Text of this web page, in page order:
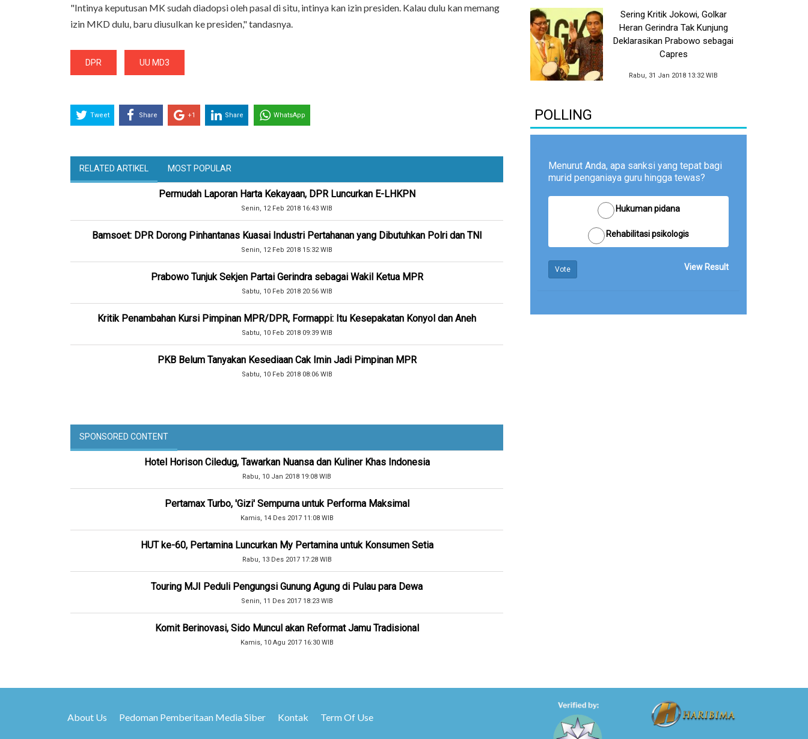
"Intinya keputusan MK sudah diadopsi oleh pasal di situ, intinya kan izin presiden. Kalau dulu kan memang
izin MKD dulu, baru diusulkan ke presiden," tandasnya.
DPR UU MD3
Tweet Share +1 Share WhatsApp
RELATED ARTIKEL MOST POPULAR
Permudah Laporan Harta Kekayaan, DPR Luncurkan E-LHKPN
Senin, 12 Feb 2018 16:43 WIB
Bamsoet: DPR Dorong Pinhantanas Kuasai Industri Pertahanan yang Dibutuhkan Polri dan TNI
Senin, 12 Feb 2018 15:32 WIB
Prabowo Tunjuk Sekjen Partai Gerindra sebagai Wakil Ketua MPR
Sabtu, 10 Feb 2018 20:56 WIB
Kritik Penambahan Kursi Pimpinan MPR/DPR, Formappi: Itu Kesepakatan Konyol dan Aneh
Sabtu, 10 Feb 2018 09:39 WIB
PKB Belum Tanyakan Kesediaan Cak Imin Jadi Pimpinan MPR
Sabtu, 10 Feb 2018 08:06 WIB
SPONSORED CONTENT
Hotel Horison Ciledug, Tawarkan Nuansa dan Kuliner Khas Indonesia
Rabu, 10 Jan 2018 19:08 WIB
Pertamax Turbo, 'Gizi' Sempurna untuk Performa Maksimal
Kamis, 14 Des 2017 11:08 WIB
HUT ke-60, Pertamina Luncurkan My Pertamina untuk Konsumen Setia
Rabu, 13 Des 2017 17:28 WIB
Touring MJI Peduli Pengungsi Gunung Agung di Pulau para Dewa
Senin, 11 Des 2017 18:23 WIB
Komit Berinovasi, Sido Muncul akan Reformat Jamu Tradisional
Kamis, 10 Agu 2017 16:30 WIB
Sering Kritik Jokowi, Golkar
Heran Gerindra Tak Kunjung
Deklarasikan Prabowo sebagai
Capres
Rabu, 31 Jan 2018 13:32 WIB
POLLING
Menurut Anda, apa sanksi yang tepat bagi
murid penganiaya guru hingga tewas?
Hukuman pidana
Rehabilitasi psikologis
Vote View Result
About Us Pedoman Pemberitaan Media Siber Kontak Term Of Use